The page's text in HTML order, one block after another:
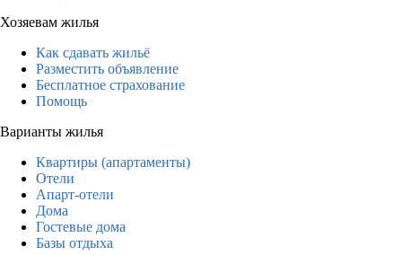
Хозяевам жилья
Как сдавать жильё
Разместить объявление
Бесплатное страхование
Помощь
Варианты жилья
Квартиры (апартаменты)
Отели
Апарт-отели
Дома
Гостевые дома
Базы отдыха